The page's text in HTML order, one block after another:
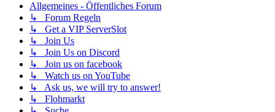
Allgemeines - Öffentliches Forum
↳ Forum Regeln
↳ Get a VIP ServerSlot
↳ Join Us
↳ Join Us on Discord
↳ Join us on facebook
↳ Watch us on YouTube
↳ Ask us, we will try to answer!
↳ Flohmarkt